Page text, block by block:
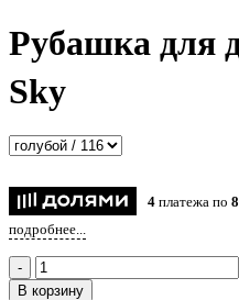
Рубашка для
Sky
4 платежа по
подробнее...
-
В корзину